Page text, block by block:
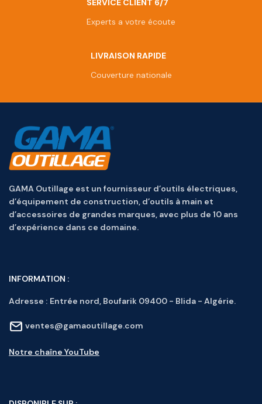
SERVICE CLIENT 6/7
Experts a votre écoute
LIVRAISON RAPIDE
Couverture nationale
GAMA Outillage est un fournisseur d’outils électriques,
d’équipement de construction, d’outils à main et
d’accessoires de grandes marques, avec plus de 10 ans
d’expérience dans ce domaine.
INFORMATION :
Adresse : Entrée nord, Boufarik 09400 - Blida - Algérie.
ventes@gamaoutillage.com
Notre chaîne YouTube